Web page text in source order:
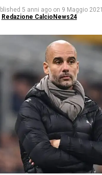
5 anni ago on 9 Maggio 2021
Redazione CalcioNews24